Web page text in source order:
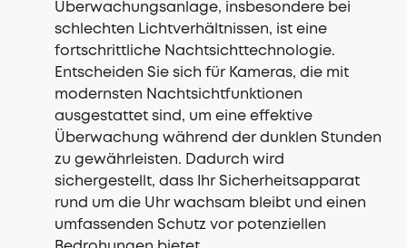
Überwachungsanlage, insbesondere bei
schlechten Lichtverhältnissen, ist eine
fortschrittliche Nachtsichttechnologie.
Entscheiden Sie sich für Kameras, die mit
modernsten Nachtsichtfunktionen
ausgestattet sind, um eine effektive
Überwachung während der dunklen Stunden
zu gewährleisten. Dadurch wird
sichergestellt, dass Ihr Sicherheitsapparat
rund um die Uhr wachsam bleibt und einen
umfassenden Schutz vor potenziellen